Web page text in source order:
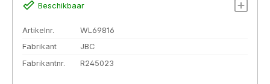
Beschikbaar
Artikelnr.
WL69816
Fabrikant
JBC
Fabrikantnr.
R245023